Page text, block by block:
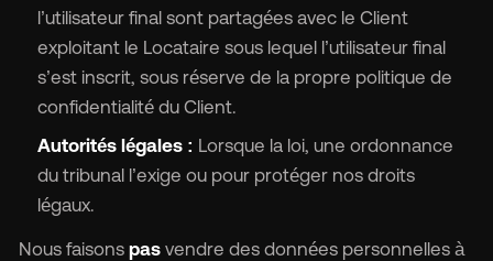
l’utilisateur final sont partagées avec le Client
exploitant le Locataire sous lequel l’utilisateur final
s’est inscrit, sous réserve de la propre politique de
confidentialité du Client.
Autorités légales : Lorsque la loi, une ordonnance
du tribunal l’exige ou pour protéger nos droits
légaux.
Nous faisons pas vendre des données personnelles à